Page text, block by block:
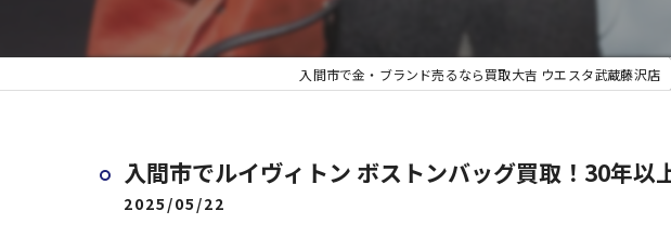
入間市で金・ブランド売るなら買取大吉 ウエスタ武蔵藤沢店
入間市でルイヴィトン ボストンバッグ買取！30年以
2025/05/22